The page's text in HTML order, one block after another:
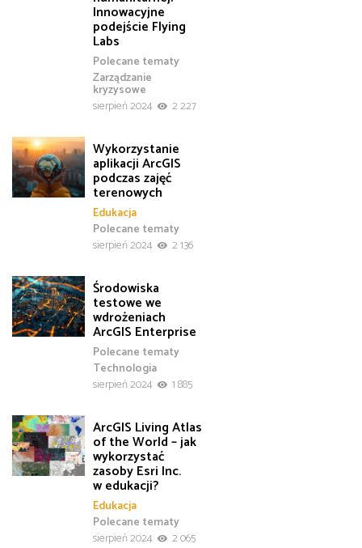
Innowacyjne
podejście Flying
Labs
Polecane tematy
Zarządzanie
kryzysowe
sierpień 2024
2 227
Wykorzystanie
aplikacji ArcGIS
podczas zajęć
terenowych
Edukacja
Polecane tematy
sierpień 2024
2 136
Środowiska
testowe we
wdrożeniach
ArcGIS Enterprise
Polecane tematy
Technologia
sierpień 2024
1 885
ArcGIS Living Atlas
of the World – jak
wykorzystać
zasoby Esri Inc.
w edukacji?
Edukacja
Polecane tematy
sierpień 2024
2 065